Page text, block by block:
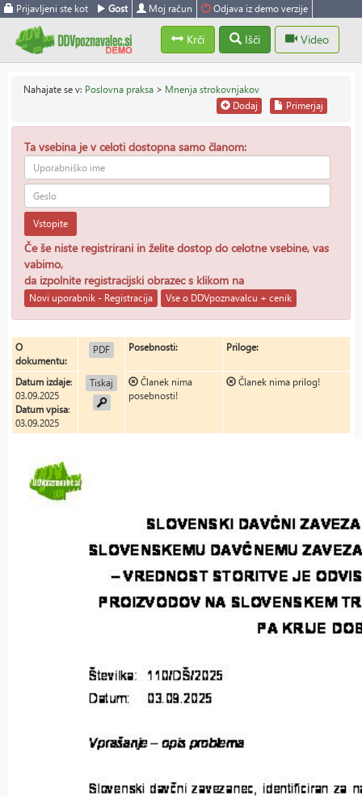
Prijavljeni ste kot Gost Moj račun Odjava iz demo verzije
Krči Išči Video
Nahajate se v: Poslovna praksa > Mnenja strokovnjakov
Primerjaj
Dodaj
Ta vsebina je v celoti dostopna samo članom:
Vstopite
Če še niste registrirani in želite dostop do celotne vsebine, vas
vabimo,
da izpolnite registracijski obrazec s klikom na
Novi uporabnik - Registracija Vse o DDVpoznavalcu + cenik
O
dokumentu:
PDF
Tiskaj
Posebnosti: Priloge:
Datum izdaje:
03.09.2025
Datum vpisa:
03.09.2025
Članek nima
posebnosti!
Članek nima prilog!